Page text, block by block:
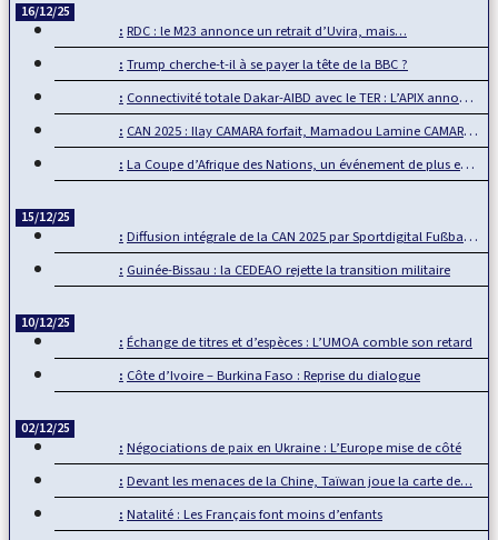
16/12/25
RDC : le M23 annonce un retrait d’Uvira, mais…
Trump cherche-t-il à se payer la tête de la BBC ?
Connectivité totale Dakar-AIBD avec le TER : L’APIX annonce…
CAN 2025 : Ilay CAMARA forfait, Mamadou Lamine CAMARA…
La Coupe d’Afrique des Nations, un événement de plus en plus…
15/12/25
Diffusion intégrale de la CAN 2025 par Sportdigital Fußball, le…
Guinée-Bissau : la CEDEAO rejette la transition militaire
10/12/25
Échange de titres et d’espèces : L’UMOA comble son retard
Côte d’Ivoire – Burkina Faso : Reprise du dialogue
02/12/25
Négociations de paix en Ukraine : L’Europe mise de côté
Devant les menaces de la Chine, Taïwan joue la carte de…
Natalité : Les Français font moins d’enfants